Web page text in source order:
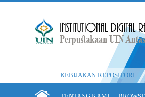
KEBIJAKAN REPOSITORI